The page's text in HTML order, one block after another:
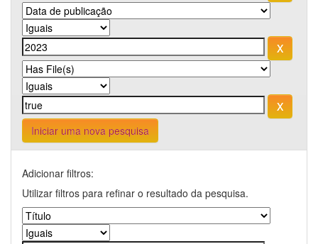
Iniciar uma nova pesquisa
Adicionar filtros:
Utilizar filtros para refinar o resultado da pesquisa.